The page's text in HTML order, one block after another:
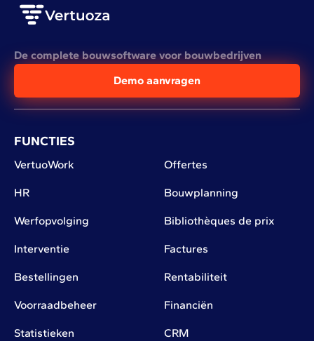
De complete bouwsoftware voor bouwbedrijven
Demo aanvragen
FUNCTIES
VertuoWork Offertes
HR Bouwplanning
Werfopvolging Bibliothèques de prix
Interventie Factures
Bestellingen Rentabiliteit
Voorraadbeheer Financiën
Statistieken CRM